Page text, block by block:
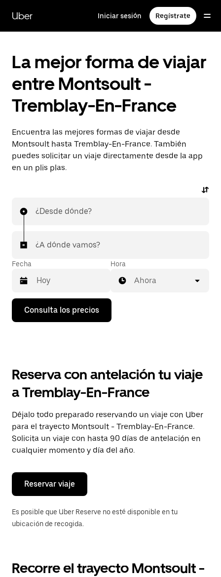
contenido
principal
Uber Iniciar sesión Regístrate
La mejor forma de viajar
entre Montsoult -
Tremblay-En-France
Encuentra las mejores formas de viajar desde
Montsoult hasta Tremblay-En-France. También
puedes solicitar un viaje directamente desde la app
en un plis plas.
¿Desde dónde?
¿A dónde vamos?
Fecha
Pulsa
flecha
calendario
seleccionar
fecha.
Pulsa
el
botón
de
escape
cerrar
calendario.
Hora
Ahora
Consulta los precios
Reserva con antelación tu viaje
a Tremblay-En-France
Déjalo todo preparado reservando un viaje con Uber
para el trayecto Montsoult - Tremblay-En-France.
Solicita un viaje con hasta 90 días de antelación en
cualquier momento y día del año.
Reservar viaje
Es posible que Uber Reserve no esté disponible en tu
ubicación de recogida.
Recorre el trayecto Montsoult -